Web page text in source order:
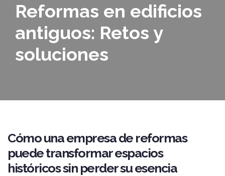
Reformas en edificios
antiguos: Retos y
soluciones
Cómo una empresa de reformas
puede transformar espacios
históricos sin perder su esencia